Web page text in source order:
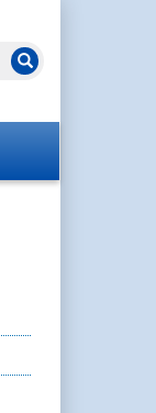
Suche starten